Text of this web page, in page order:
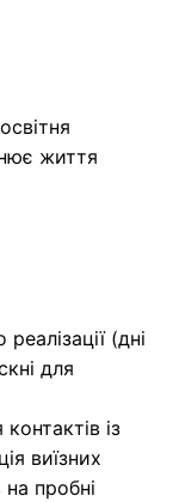
життя
реалізації (дні
для
із
виїзних
пробні